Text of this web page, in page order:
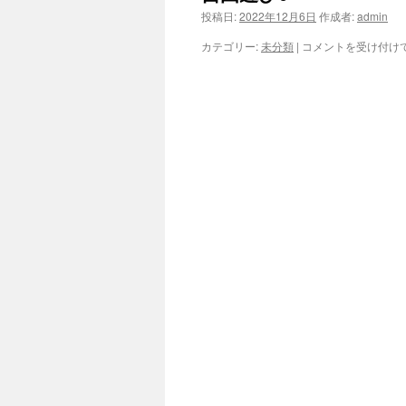
投稿日:2022年12月6日 作成者:admin
カテゴリー:未分類 | 自
コメントを受け付け